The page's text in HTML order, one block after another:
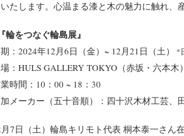
たします。心温まる漆と木の魅力に触れ、
輪をつなぐ輪島展』
：2024年12月6日（金）~ 12月21日（土） *
：HULS GALLERY TOKYO（赤坂・六本木
時間：10：00 ~ 18：30
メーカー（五十音順）：四十沢木材工芸、
月7日（土）輪島キリモト代表 桐本泰一さん